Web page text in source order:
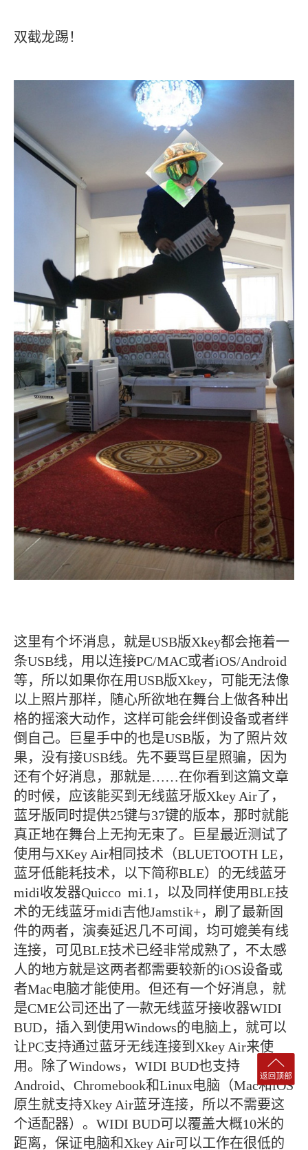
双截龙踢！
这里有个坏消息，就是USB版Xkey都会拖着一
条USB线，用以连接PC/MAC或者iOS/Android
等，所以如果你在用USB版Xkey，可能无法像
以上照片那样，随心所欲地在舞台上做各种出
格的摇滚大动作，这样可能会绊倒设备或者绊
倒自己。巨星手中的也是USB版，为了照片效
果，没有接USB线。先不要骂巨星照骗，因为
还有个好消息，那就是……在你看到这篇文章
的时候，应该能买到无线蓝牙版Xkey Air了，
蓝牙版同时提供25键与37键的版本，那时就能
真正地在舞台上无拘无束了。巨星最近测试了
使用与XKey Air相同技术（BLUETOOTH LE，
蓝牙低能耗技术，以下简称BLE）的无线蓝牙
midi收发器Quicco mi.1，以及同样使用BLE技
术的无线蓝牙midi吉他Jamstik+，刷了最新固
件的两者，演奏延迟几不可闻，均可媲美有线
连接，可见BLE技术已经非常成熟了，不太感
人的地方就是这两者都需要较新的iOS设备或
者Mac电脑才能使用。但还有一个好消息，就
是CME公司还出了一款无线蓝牙接收器WIDI
BUD，插入到使用Windows的电脑上，就可以
让PC支持通过蓝牙无线连接到Xkey Air来使
用。除了Windows，WIDI BUD也支持
Android、Chromebook和Linux电脑（Mac和iOS
原生就支持Xkey Air蓝牙连接，所以不需要这
个适配器）。WIDI BUD可以覆盖大概10米的
距离，保证电脑和Xkey Air可以工作在很低的